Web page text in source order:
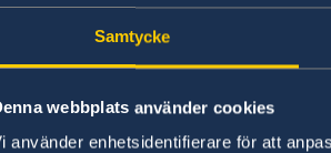
Samtycke
webbplats använder cookies
använder enhetsidentifierare för att
Instagram